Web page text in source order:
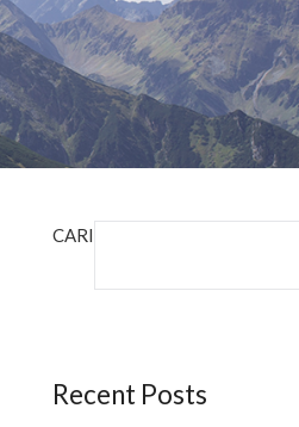
CARI
Recent Posts